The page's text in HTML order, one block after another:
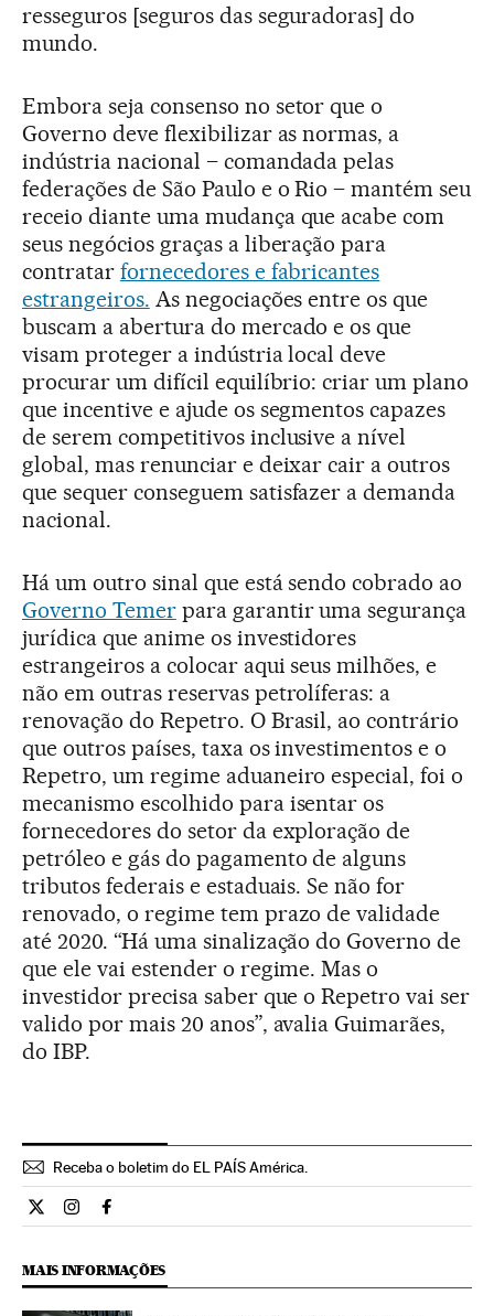
resseguros [seguros das seguradoras] do
mundo.
Embora seja consenso no setor que o
Governo deve flexibilizar as normas, a
indústria nacional – comandada pelas
federações de São Paulo e o Rio – mantém seu
receio diante uma mudança que acabe com
seus negócios graças a liberação para
contratar fornecedores e fabricantes
estrangeiros. As negociações entre os que
buscam a abertura do mercado e os que
visam proteger a indústria local deve
procurar um difícil equilíbrio: criar um plano
que incentive e ajude os segmentos capazes
de serem competitivos inclusive a nível
global, mas renunciar e deixar cair a outros
que sequer conseguem satisfazer a demanda
nacional.
Há um outro sinal que está sendo cobrado ao
Governo Temerpara garantir uma segurança
jurídica que anime os investidores
estrangeiros a colocar aqui seus milhões, e
não em outras reservas petrolíferas: a
renovação do Repetro. O Brasil, ao contrário
que outros países, taxa os investimentos e o
Repetro, um regime aduaneiro especial, foi o
mecanismo escolhido para isentar os
fornecedores do setor da exploração de
petróleo e gás do pagamento de alguns
tributos federais e estaduais. Se não for
renovado, o regime tem prazo de validade
até 2020. “Há uma sinalização do Governo de
que ele vai estender o regime. Mas o
investidor precisa saber que o Repetro vai ser
valido por mais 20 anos”, avalia Guimarães,
do IBP.
Receba o boletim do EL PAÍS América.
Economia El País Brasil en Twitter
Economia El País Brasil en Instagram
Economia El País Brasil en Facebook
MAIS INFORMAÇÕES